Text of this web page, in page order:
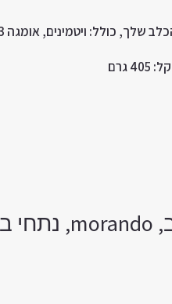
שלך, כולל: ויטמינים,אומגה
: 405 גרם